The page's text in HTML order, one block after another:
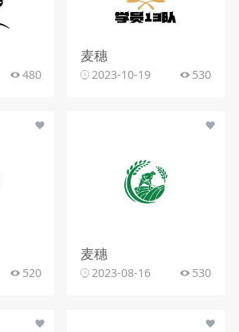
480
麦穗
2023-10-19 530
520
麦穗
2023-08-16 530